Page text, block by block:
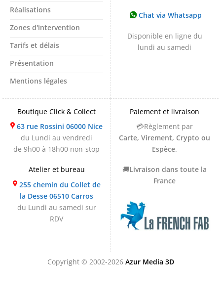
Réalisations
Zones d'intervention
Tarifs et délais
Présentation
Mentions légales
Chat via Whatsapp
Disponible en ligne du
lundi au samedi
Boutique Click & Collect
63 rue Rossini 06000 Nice
du Lundi au vendredi
de 9h00 à 18h00 non-stop
Atelier et bureau
255 chemin du Collet de
la Desse 06510 Carros
du Lundi au samedi sur
RDV
Paiement et livraison
💳Règlement par
Carte, Virement, Crypto ou
Espèce.
🚚Livraison dans toute la
France
Copyright © 2002-2026 Azur Media 3D